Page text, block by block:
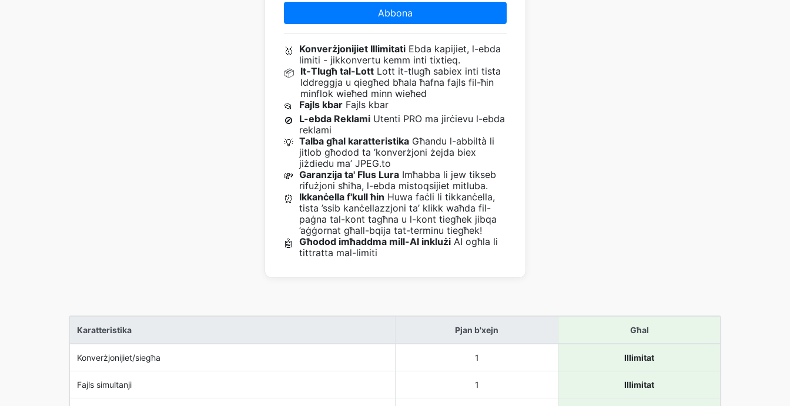
Abbona
🥇 Konverżjonijiet IllimitatiEbda kapijiet, l-ebda
limiti - jikkonvertu kemm inti tixtieq.
📦 It-Tlugħ tal-LottLott it-tlugħ sabiex inti tista
Iddreggja u qiegħed bħala ħafna fajls fil-ħin
minflok wieħed minn wieħed
📂
Fajls kbarFajls kbar
🚫
L-ebda ReklamiUtenti PRO ma jirċievu l-ebda
reklami
💡 Talba għal karatteristikaGħandu l-abbiltà li
jitlob għodod ta ’konverżjoni żejda biex
jiżdiedu ma’ JPEG.to
💸 Garanzija ta' Flus LuraImħabba li jew tikseb
rifużjoni sħiħa, l-ebda mistoqsijiet mitluba.
⏰
Ikkanċella f'kull ħin Huwa faċli li tikkanċella,
tista ’ssib kanċellazzjoni ta’ klikk waħda fil-
paġna tal-kont tagħna u l-kont tiegħek jibqa
’aġġornat għall-bqija tat-terminu tiegħek!
🤖
Għodod imħaddma mill-AI inklużiAI ogħla li
tittratta mal-limiti
Karatteristika Pjan b'xejn Għal
Konverżjonijiet/siegħa 1 Illimitat
Fajls simultanji 1 Illimitat